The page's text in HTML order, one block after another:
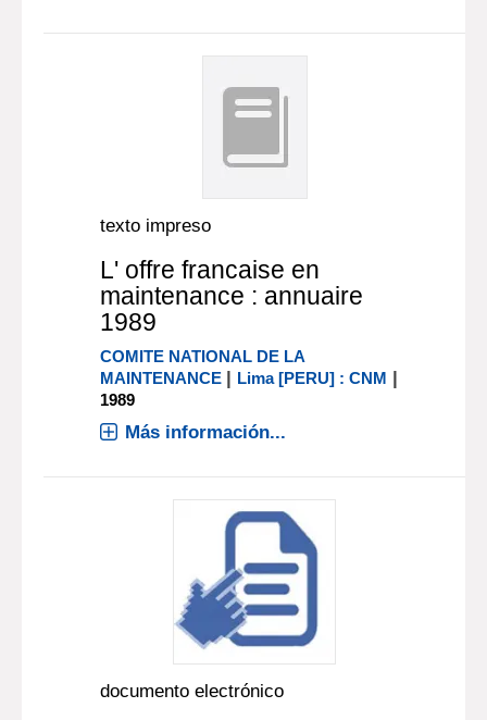
texto impreso
L' offre francaise en
maintenance : annuaire
1989
COMITE NATIONAL DE LA
MAINTENANCE | Lima [PERU] : CNM |
1989
Más información...
documento electrónico